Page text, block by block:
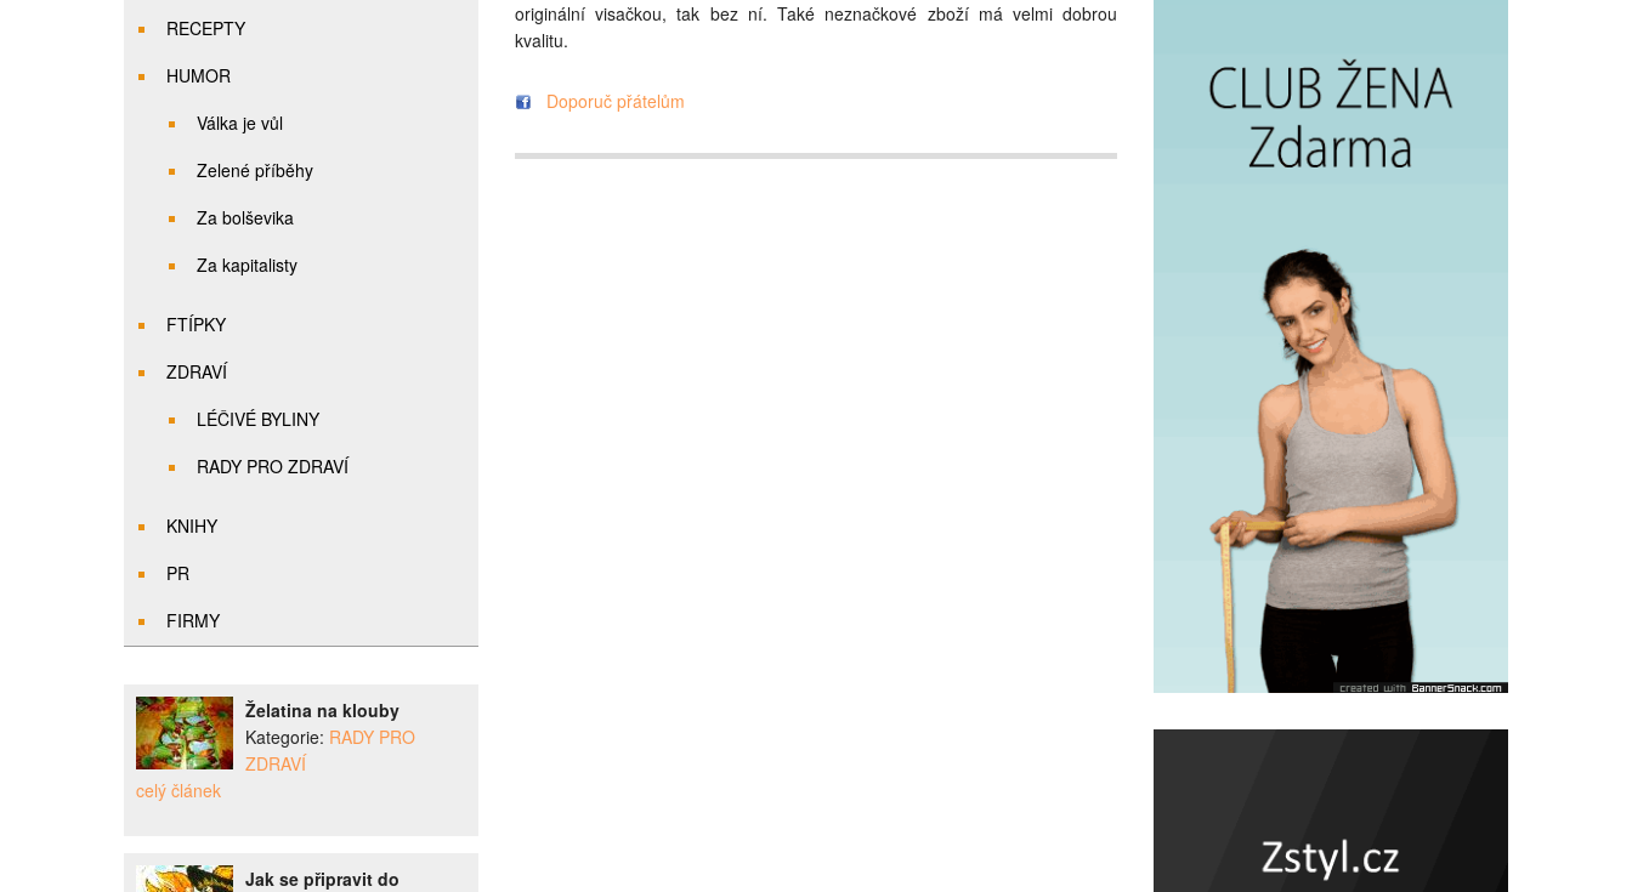
RECEPTY
HUMOR
Válka je vůl
Zelené příběhy
Za bolševika
Za kapitalisty
FTÍPKY
ZDRAVÍ
LÉČIVÉ BYLINY
RADY PRO ZDRAVÍ
KNIHY
PR
FIRMY
Želatina na klouby
Kategorie: RADY PRO
ZDRAVÍ
celý článek
Jak se připravit do
originální visačkou, tak bez ní. Také neznačkové zboží má velmi dobrou
kvalitu.
Doporuč přátelům